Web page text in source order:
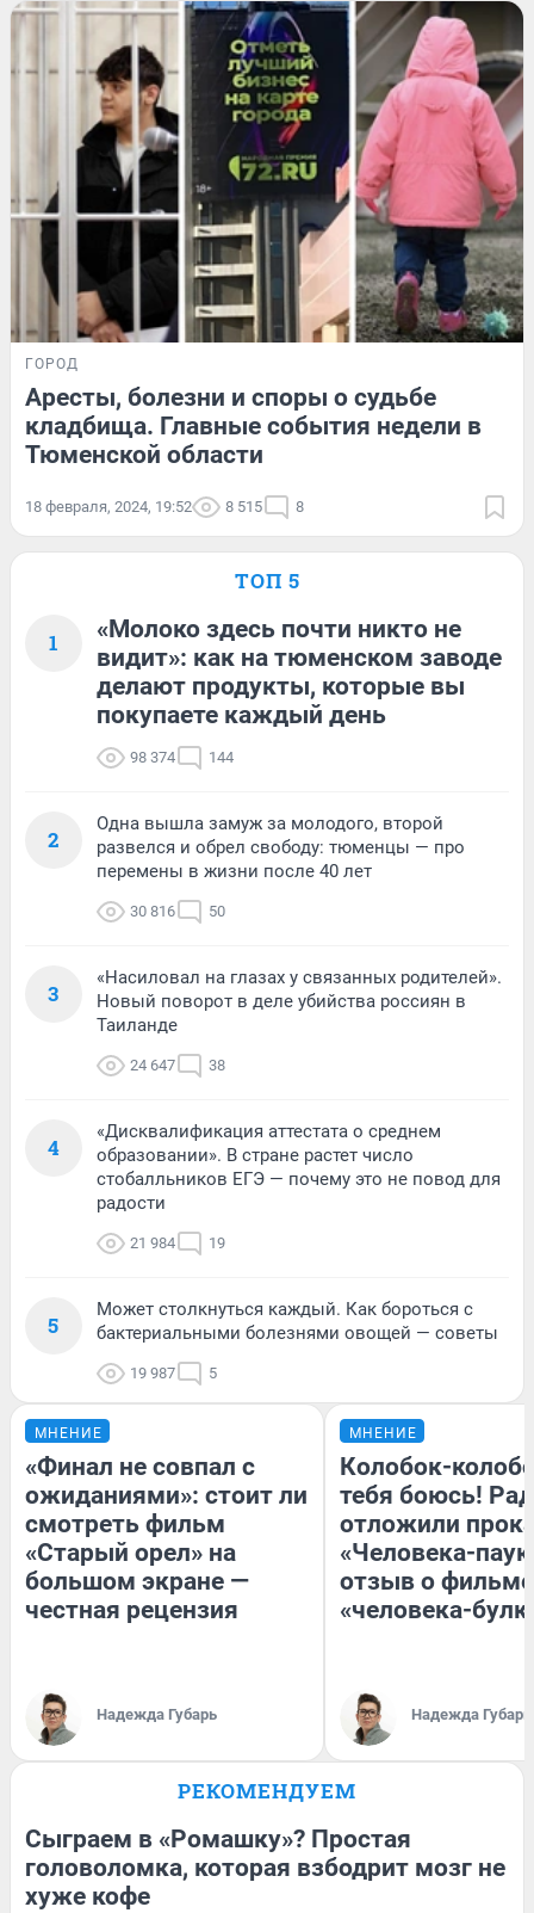
ГОРОД
Аресты, болезни и споры о судьбе
кладбища. Главные события недели в
Тюменской области
18 февраля, 2024, 19:52 8 515 8
ТОП 5
1
«Молоко здесь почти никто не
видит»: как на тюменском заводе
делают продукты, которые вы
покупаете каждый день
98 374 144
2
Одна вышла замуж за молодого, второй
развелся и обрел свободу: тюменцы — про
перемены в жизни после 40 лет
30 816 50
3
«Насиловал на глазах у связанных родителей».
Новый поворот в деле убийства россиян в
Таиланде
24 647 38
4
«Дисквалификация аттестата о среднем
образовании». В стране растет число
стобалльников ЕГЭ — почему это не повод для
радости
21 984 19
5
Может столкнуться каждый. Как бороться с
бактериальными болезнями овощей — советы
19 987 5
МНЕНИЕ
«Финал не совпал с
ожиданиями»: стоит ли
смотреть фильм
«Старый орел» на
большом экране —
честная рецензия
Надежда Губарь
МНЕНИЕ
Колобок-
тебя боюсь!
отложили
«Человека-
отзыв о
«человека-
Надежда Губарь
РЕКОМЕНДУЕМ
Сыграем в «Ромашку»? Простая
головоломка, которая взбодрит мозг не
хуже кофе